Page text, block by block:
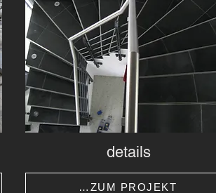
details
…ZUM PROJEKT